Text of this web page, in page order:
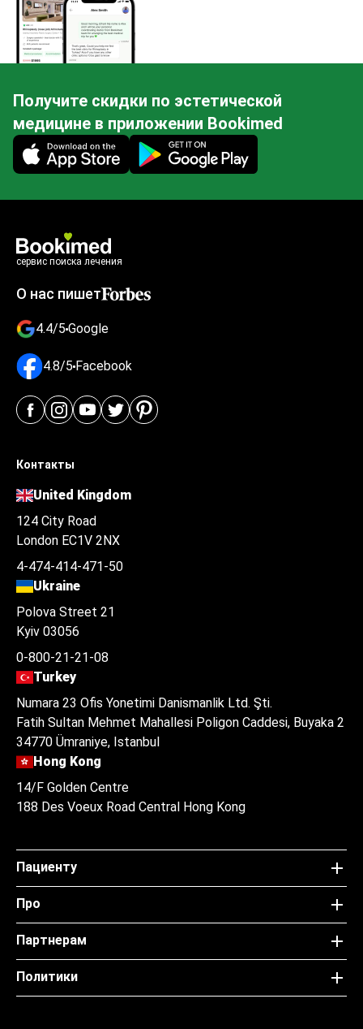
Получите скидки по эстетической
медицине в приложении Bookimed
Mobile app illustration
сервис поиска лечения
О нас пишет
4.4/5 Google
4.8/5 Facebook
Контакты
United Kingdom
124 City Road
London EC1V 2NX
4-474-414-471-50
Ukraine
Polova Street 21
Kyiv 03056
0-800-21-21-08
Turkey
Numara 23 Ofis Yonetimi Danismanlik Ltd. Şti.
Fatih Sultan Mehmet Mahallesi Poligon Caddesi, Buyaka 2
34770 Ümraniye, Istanbul
Hong Kong
14/F Golden Centre
188 Des Voeux Road Central Hong Kong
Пациенту
Про
Партнерам
Политики